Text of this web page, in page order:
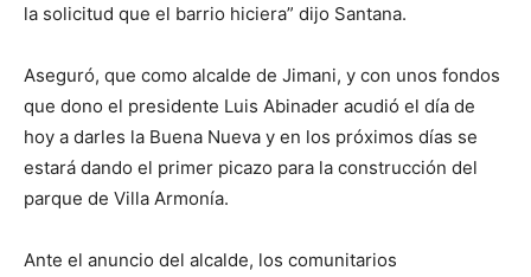
la solicitud que el barrio hiciera” dijo Santana.
Aseguró, que como alcalde de Jimani, y con unos fondos
que dono el presidente Luis Abinader acudió el día de
hoy a darles la Buena Nueva y en los próximos días se
estará dando el primer picazo para la construcción del
parque de Villa Armonía.
Ante el anuncio del alcalde, los comunitarios